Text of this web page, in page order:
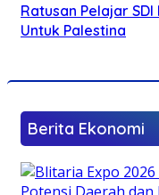
Ratusan Pelajar
Untuk Palestina
Berita Ekonomi